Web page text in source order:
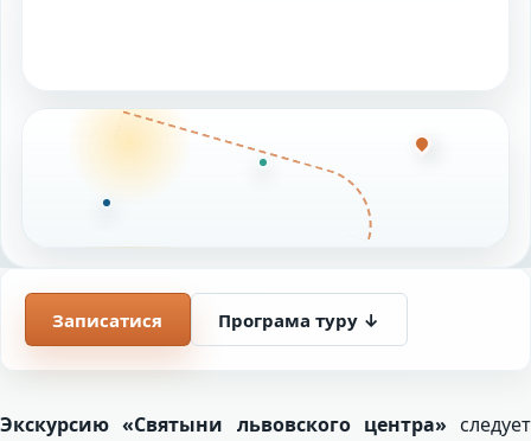
Записатися Програма туру ↓
Экскурсию «Святыни львовского центра» следует